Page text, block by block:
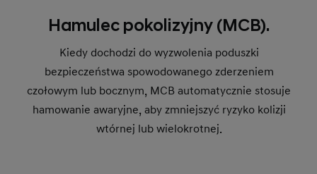
Hamulec pokolizyjny (MCB).
Kiedy dochodzi do wyzwolenia poduszki
bezpieczeństwa spowodowanego zderzeniem
czołowym lub bocznym, MCB automatycznie stosuje
hamowanie awaryjne, aby zmniejszyć ryzyko kolizji
wtórnej lub wielokrotnej.